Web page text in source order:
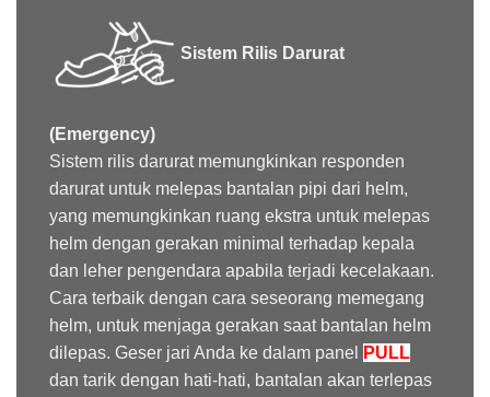
Sistem Rilis Darurat
(Emergency)
Sistem rilis darurat memungkinkan responden
darurat untuk melepas bantalan pipi dari helm,
yang memungkinkan ruang ekstra untuk melepas
helm dengan gerakan minimal terhadap kepala
dan leher pengendara apabila terjadi kecelakaan.
Cara terbaik dengan cara seseorang memegang
helm, untuk menjaga gerakan saat bantalan helm
dilepas. Geser jari Anda ke dalam panel
PULL
dan tarik dengan hati-hati, bantalan akan terlepas